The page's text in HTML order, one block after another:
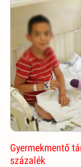
Gyermekmentő
százalék